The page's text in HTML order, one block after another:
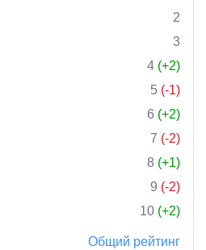
2
3
4 (+2)
5 (-1)
6 (+2)
7 (-2)
8 (+1)
9 (-2)
10 (+2)
Общий рейтинг